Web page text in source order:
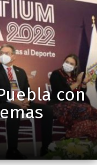
con